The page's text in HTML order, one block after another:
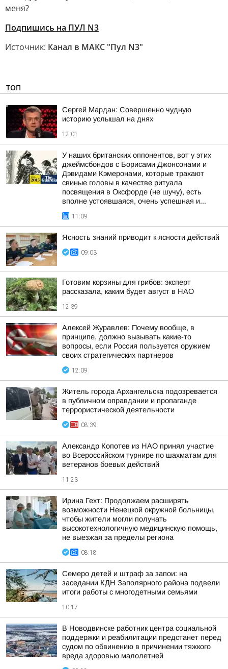
меня?
Подпишись на ПУЛ N3
Источник: Канал в МАКС "Пул N3"
ТОП
Сергей Мардан: Совершенно чудную
историю услышал на днях
12:01
У наших британских оппонентов, вот у этих
джеймсбондов с Борисами Джонсонами и
Дэвидами Кэмеронами, которые трахают
свиные головы в качестве ритуала
посвящения в Оксфорде (не шучу), есть
вполне устоявшаяся, очень успешная и...
11:09
Ясность знаний приводит к ясности действий
09:03
Готовим корзины для грибов: эксперт
рассказала, каким будет август в НАО
12:39
Алексей Журавлев: Почему вообще, в
принципе, должно вызывать какие-то
вопросы, если Россия пользуется оружием
своих стратегических партнеров
12:09
Житель города Архангельска подозревается
в публичном оправдании и пропаганде
террористической деятельности
08:39
Александр Копотев из НАО принял участие
во Всероссийском турнире по шахматам для
ветеранов боевых действий
11:23
Ирина Гехт: Продолжаем расширять
возможности Ненецкой окружной больницы,
чтобы жители могли получать
высокотехнологичную медицинскую помощь,
не выезжая за пределы региона
08:18
Семеро детей и штраф за запои: на
заседании КДН Заполярного района подвели
итоги работы с многодетными семьями
10:17
В Новодвинске работник центра социальной
поддержки и реабилитации предстанет перед
судом по обвинению в причинении тяжкого
вреда здоровью малолетней